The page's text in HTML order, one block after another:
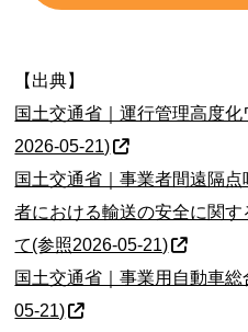
【出典】
国土交通省｜運行管理高度
2026-05-21)
国土交通省｜事業者間遠隔
者における輸送の安全に関
て(参照2026-05-21)
国土交通省｜事業用自動車
05-21)